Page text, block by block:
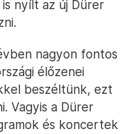
nyílt az új Dürer
nagyon fontos
élőzenei
beszéltünk, ezt
Vagyis a Dürer
és koncertek